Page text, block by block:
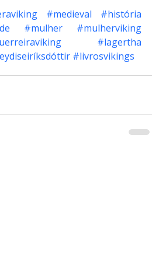
#medieval
#história
#mulher
#mulherviking
#lagertha
#livrosvikings